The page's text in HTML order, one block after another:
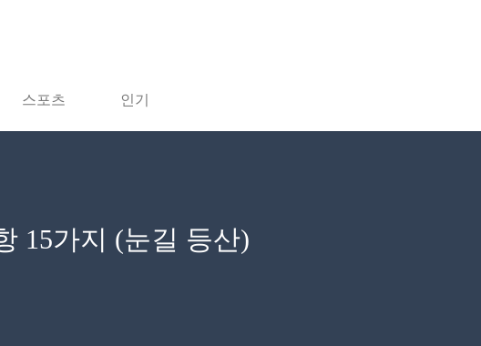
스포츠 인기
15가지 (눈길 등산)